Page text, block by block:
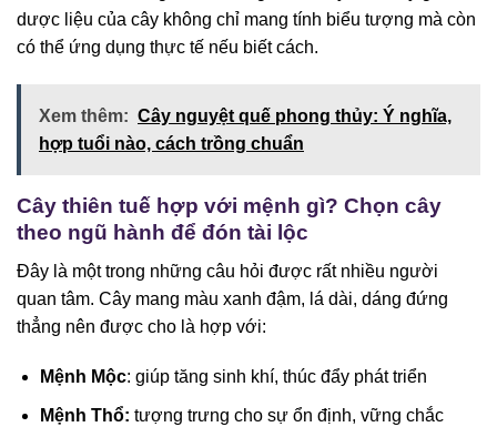
dược liệu của cây không chỉ mang tính biểu tượng mà còn
có thể ứng dụng thực tế nếu biết cách.
Xem thêm: Cây nguyệt quế phong thủy: Ý nghĩa,
hợp tuổi nào, cách trồng chuẩn
Cây thiên tuế hợp với mệnh gì? Chọn cây
theo ngũ hành để đón tài lộc
Đây là một trong những câu hỏi được rất nhiều người
quan tâm. Cây mang màu xanh đậm, lá dài, dáng đứng
thẳng nên được cho là hợp với:
Mệnh Mộc: giúp tăng sinh khí, thúc đẩy phát triển
Mệnh Thổ: tượng trưng cho sự ổn định, vững chắc